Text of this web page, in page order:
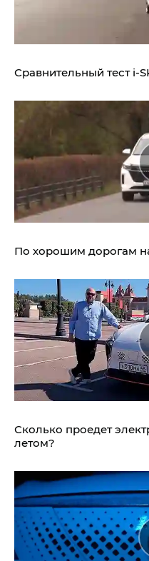
Сравнительный тест
По хорошим дорогам
Сколько проедет
летом?